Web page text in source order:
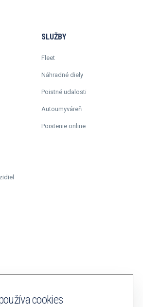
SLUŽBY
Fleet
Náhradné diely
Poistné udalosti
Autoumyváreň
Poistenie online
cookies